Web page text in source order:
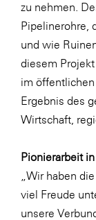
zu nehmen.
Pipelinerohre,
und wie
diesem
im öffentlichen
Ergebnis des
Wirtschaft,
Pionierarbeit
„Wir haben
viel Freude
unsere